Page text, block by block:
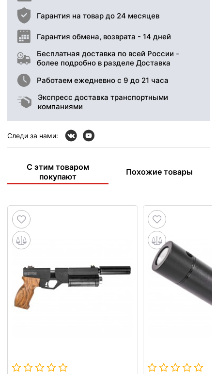
Гарантия на товар до 24 месяцев
Гарантия обмена, возврата - 14 дней
Бесплатная доставка по всей России -
более подробно в разделе Доставка
Работаем ежедневно с 9 до 21 часа
Экспресс доставка транспортными
компаниями
Следи за нами:
С этим товаром
покупают
Похожие товары